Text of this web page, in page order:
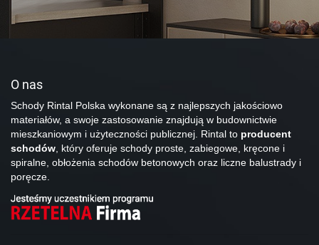
O nas
Schody Rintal Polska wykonane są z najlepszych jakościowo
materiałów, a swoje zastosowanie znajdują w budownictwie
mieszkaniowym i użyteczności publicznej. Rintal to producent
schodów, który oferuje schody proste, zabiegowe, kręcone i
spiralne, obłożenia schodów betonowych oraz liczne balustrady i
poręcze.